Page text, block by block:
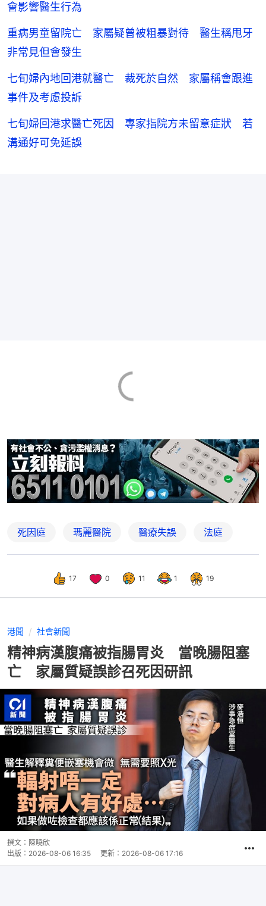
會影響醫生行為
重病男童留院亡 家屬疑曾被粗暴對待 醫生稱甩牙
非常見但會發生
七旬婦內地回港就醫亡 裁死於自然 家屬稱會跟進
事件及考慮投訴
七旬婦回港求醫亡死因 專家指院方未留意症狀 若
溝通好可免延誤
死因庭 瑪麗醫院 醫療失誤 法庭
17 0 11 1 19
港聞 社會新聞
精神病漢腹痛被指腸胃炎 當晚腸阻塞
亡 家屬質疑誤診召死因研訊
撰文： 陳曉欣
出版： 2026-08-06 16:35 更新： 2026-08-06 17:16